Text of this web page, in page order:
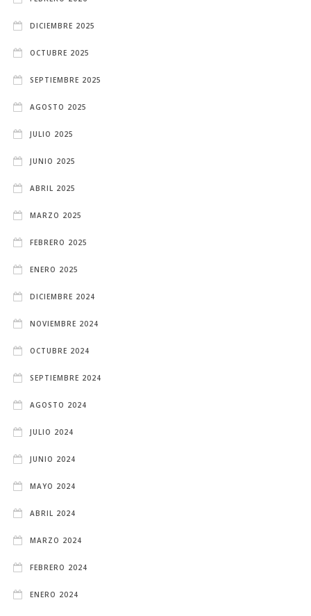
DICIEMBRE 2025
OCTUBRE 2025
SEPTIEMBRE 2025
AGOSTO 2025
JULIO 2025
JUNIO 2025
ABRIL 2025
MARZO 2025
FEBRERO 2025
ENERO 2025
DICIEMBRE 2024
NOVIEMBRE 2024
OCTUBRE 2024
SEPTIEMBRE 2024
AGOSTO 2024
JULIO 2024
JUNIO 2024
MAYO 2024
ABRIL 2024
MARZO 2024
FEBRERO 2024
ENERO 2024